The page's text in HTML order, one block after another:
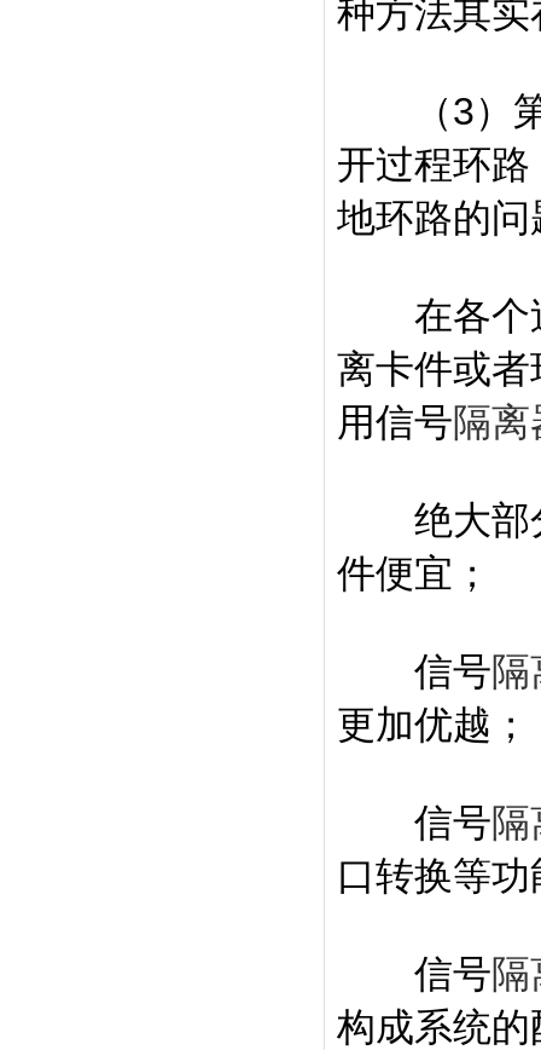
种方法其
（3）第
开过程环
地环路的问
在各个过
离卡件或
用信号隔离
绝大部
件便宜；
信号隔
更加优越；
信号隔
口转换等
信号隔
构成系统